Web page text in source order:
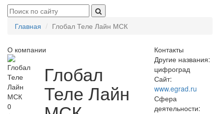
Главная Глобал Теле Лайн МСК
О компании
0
Глобал
Теле Лайн
Контакты
Другие названия:
цифроград
Сайт:
www.egrad.ru
Сфера
деятельности: